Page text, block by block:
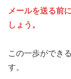
メールを送る前
しょう。
この一歩ができ
す。